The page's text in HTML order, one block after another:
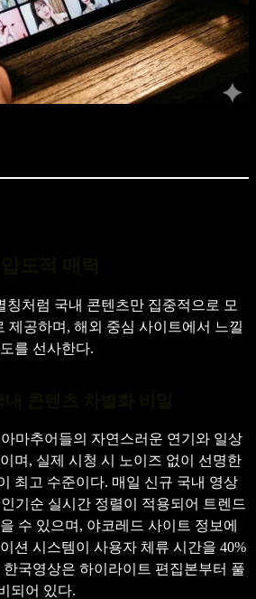
칭처럼 국내 콘텐츠만 집중적으로 모
제공하며, 해외 중심 사이트에서 느낄
를 선사한다.
마추어들의 자연스러운 연기와 일상
며, 실제 시청 시 노이즈 없이 선명한
최고 수준이다. 매일 신규 국내 영상
기순 실시간 정렬이 적용되어 트렌드
수 있으며, 야코레드 사이트 정보에
션 시스템이 사용자 체류 시간을 40%
국영상은 하이라이트 편집본부터 풀
되어 있다.